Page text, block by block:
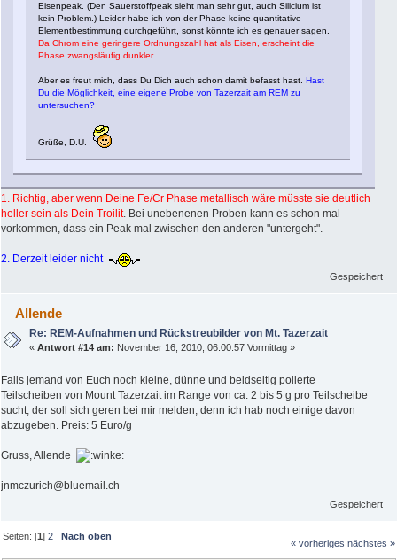
Eisenpeak. (Den Sauerstoffpeak sieht man sehr gut, auch Silicium ist
kein Problem.) Leider habe ich von der Phase keine quantitative
Elementbestimmung durchgeführt, sonst könnte ich es genauer sagen.
Da Chrom eine geringere Ordnungszahl hat als Eisen, erscheint die
Phase zwangsläufig dunkler.
Aber es freut mich, dass Du Dich auch schon damit befasst hast. Hast
Du die Möglichkeit, eine eigene Probe von Tazerzait am REM zu
untersuchen?
Grüße, D.U.
1. Richtig, aber wenn Deine Fe/Cr Phase metallisch wäre müsste sie deutlich
heller sein als Dein Troilit. Bei unebenenen Proben kann es schon mal
vorkommen, dass ein Peak mal zwischen den anderen "untergeht".
2. Derzeit leider nicht
Gespeichert
Allende
Re: REM-Aufnahmen und Rückstreubilder von Mt. Tazerzait
«Antwort #14 am: November 16, 2010, 06:00:57 Vormittag »
Falls jemand von Euch noch kleine, dünne und beidseitig polierte
Teilscheiben von Mount Tazerzait im Range von ca. 2 bis 5 g pro Teilscheibe
sucht, der soll sich geren bei mir melden, denn ich hab noch einige davon
abzugeben. Preis: 5 Euro/g
Gruss, Allende
jnmczurich@bluemail.ch
Gespeichert
Seiten: [1]2 Nach oben
« vorheriges nächstes »